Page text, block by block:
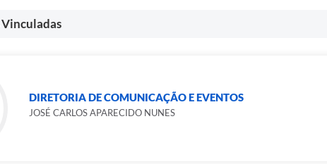
DIRETORIA DE COMUNICAÇÃO E EVENTOS
JOSÉ CARLOS APARECIDO NUNES